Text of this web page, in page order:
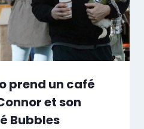
prend un café
et son
Bubbles